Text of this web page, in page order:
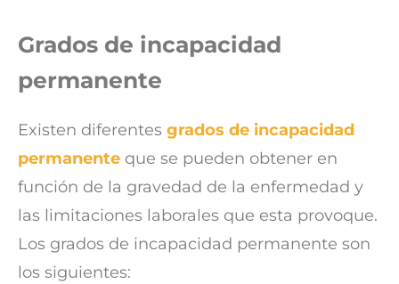
Grados de incapacidad
permanente
Existen diferentes grados de incapacidad
permanente que se pueden obtener en
función de la gravedad de la enfermedad y
las limitaciones laborales que esta provoque.
Los grados de incapacidad permanente son
los siguientes: